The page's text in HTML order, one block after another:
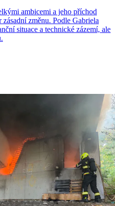
ambicemi a jeho příchod
změnu. Podle Gabriela
situace a technické zázemí, ale